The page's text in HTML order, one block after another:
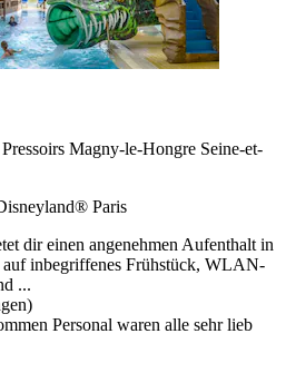
Magny-le-Hongre Seine-et-
Paris
dir einen angenehmen Aufenthalt in
inbegriffenes Frühstück, WLAN-
...
Personal waren alle sehr lieb